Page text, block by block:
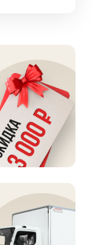
л 8511
₽/шт